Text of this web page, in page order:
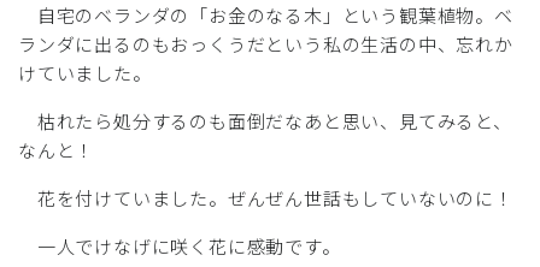
自宅のベランダの「お金のなる木」という観葉植物。ベ
ランダに出るのもおっくうだという私の生活の中、忘れか
けていました。
枯れたら処分するのも面倒だなあと思い、見てみると、
なんと！
花を付けていました。ぜんぜん世話もしていないのに！
一人でけなげに咲く花に感動です。